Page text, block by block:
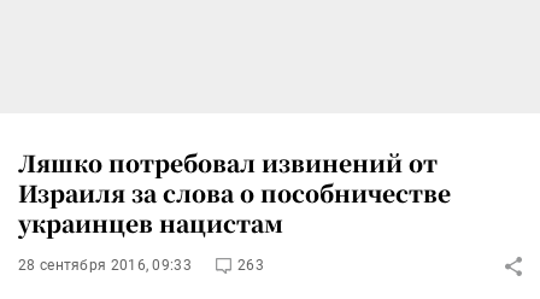
Ляшко потребовал извинений от
Израиля за слова о пособничестве
украинцев нацистам
28 сентября 2016, 09:33 263